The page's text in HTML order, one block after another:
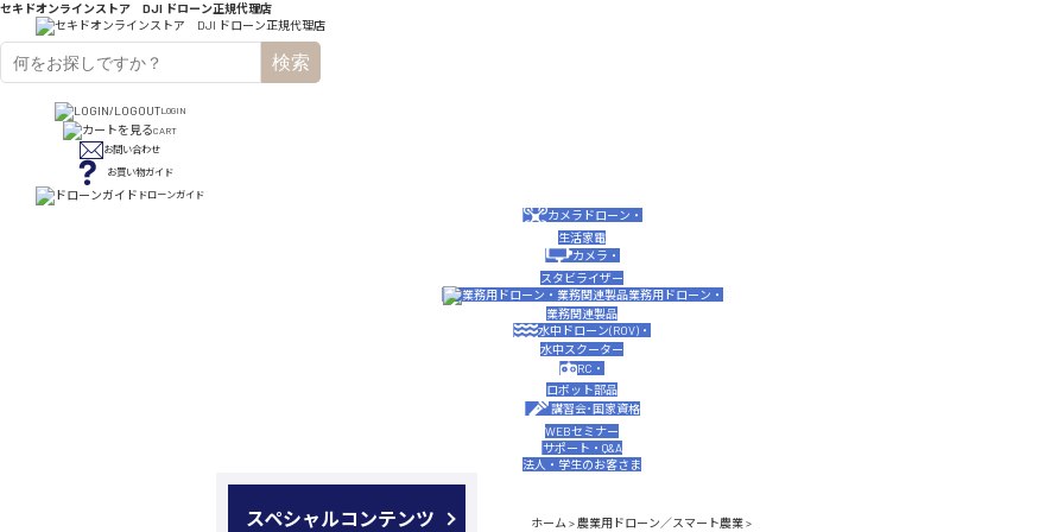
セキドオンラインストア DJI ドローン正規代理店
検索
LOGIN
CART
お問い合わせ
お買い物ガイド
ドローンガイド
カメラドローン・
生活家電
カメラ・
スタビライザー
業務用ドローン・
業務関連製品
水中ドローン(ROV)・
水中スクーター
RC・
ロボット部品
講習会･国家資格
WEBセミナー
サポート・Q&A
法人・学生のお客さま
スペシャルコンテンツ ホーム > 農業用ドローン／スマート農業>